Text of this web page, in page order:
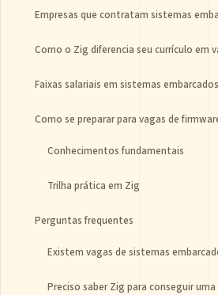
Empresas que contratam sistemas
Como o Zig diferencia seu currículo em
Faixas salariais em sistemas
Como se preparar para vagas de
Conhecimentos fundamentais
Trilha prática em Zig
Perguntas frequentes
Existem vagas de sistemas
Preciso saber Zig para conseguir